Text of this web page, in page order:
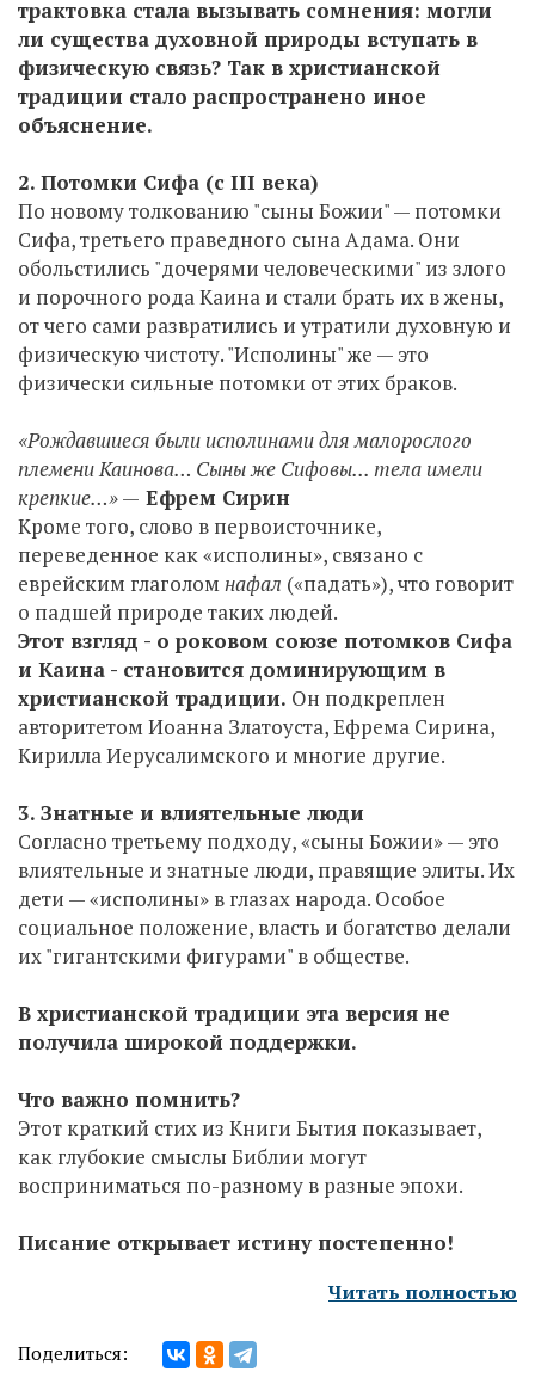
трактовка стала вызывать сомнения: могли
ли существа духовной природы вступать в
физическую связь? Так в христианской
традиции стало распространено иное
объяснение.
2. Потомки Сифа (c III века)
По новому толкованию "сыны Божии" — потомки
Сифа, третьего праведного сына Адама. Они
обольстились "дочерями человеческими" из злого
и порочного рода Каина и стали брать их в жены,
от чего сами развратились и утратили духовную и
физическую чистоту. "Исполины" же — это
физически сильные потомки от этих браков.
«Рождавшиеся были исполинами для малорослого
племени Каинова… Сыны же Сифовы... тела имели
крепкие…»— Ефрем Сирин
Кроме того, слово в первоисточнике,
переведенное как «исполины», связано с
еврейским глаголомнафал («падать»), что говорит
о падшей природе таких людей.
Этот взгляд - о роковом союзе потомков Сифа
и Каина - становится доминирующим в
христианской традиции. Он подкреплен
авторитетом Иоанна Златоуста, Ефрема Сирина,
Кирилла Иерусалимского и многие другие.
3. Знатные и влиятельные люди
Согласно третьему подходу, «сыны Божии» — это
влиятельные и знатные люди, правящие элиты. Их
дети — «исполины» в глазах народа. Особое
социальное положение, власть и богатство делали
их "гигантскими фигурами" в обществе.
В христианской традиции эта версия не
получила широкой поддержки.
Что важно помнить?
Этот краткий стих из Книги Бытия показывает,
как глубокие смыслы Библии могут
восприниматься по-разному в разные эпохи.
Писание открывает истину постепенно!
Читать полностью
Поделиться: